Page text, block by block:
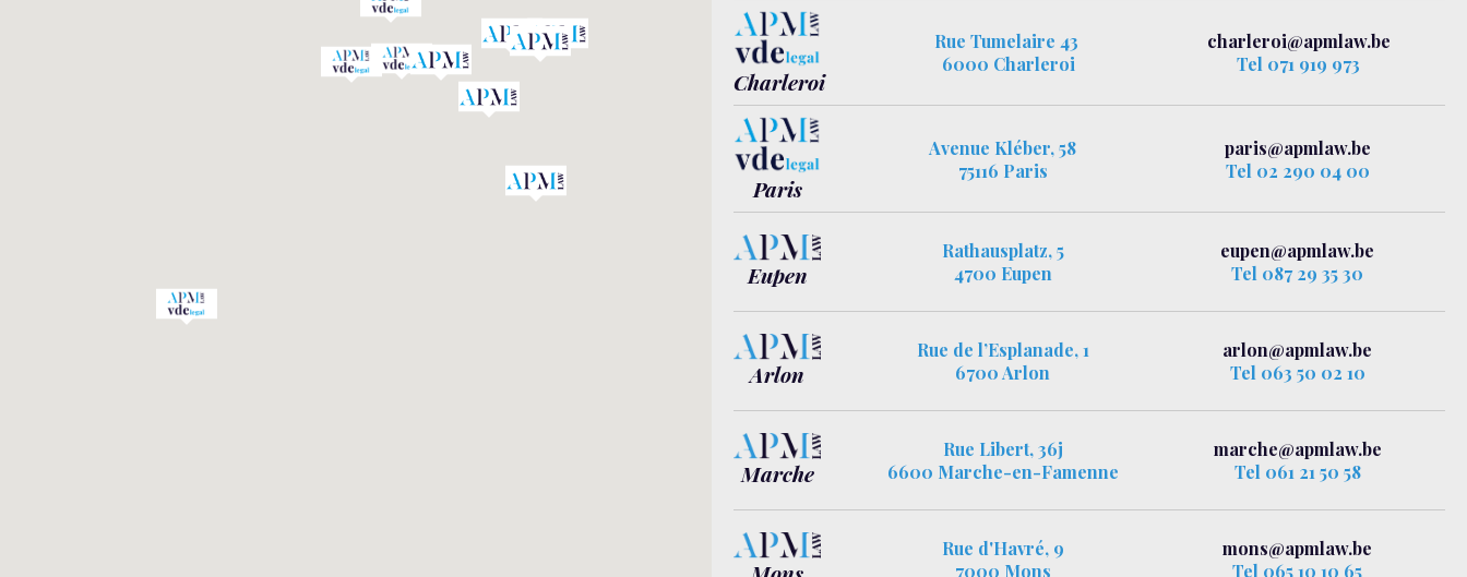
Charleroi
Rue Tumelaire 43
6000 Charleroi
charleroi@apmlaw.be
Tel 071 919 973
Paris
Avenue Kléber, 58
75116 Paris
paris@apmlaw.be
Tel 02 290 04 00
Eupen
Rathausplatz, 5
4700 Eupen
eupen@apmlaw.be
Tel 087 29 35 30
Arlon
Rue de l’Esplanade, 1
6700 Arlon
arlon@apmlaw.be
Tel 063 50 02 10
Marche
Rue Libert, 36j
6600 Marche-en-Famenne
marche@apmlaw.be
Tel 061 21 50 58
Rue d'Havré, 9
7000 Mons
mons@apmlaw.be
Tel 065 10 10 65